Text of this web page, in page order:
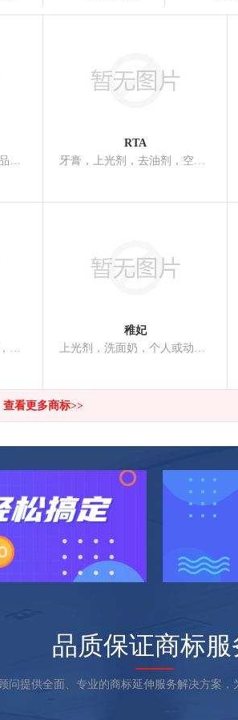
洗衣剂，清洁制剂，化妆品，上光剂，香精油，香
RTA
牙膏，上光剂，去油剂，空气芳香剂，香，香精油
美容面膜，化妆品，牙膏，香，香精油，清洁制剂，洗发液，研磨剂，个人或动物用除臭剂，个人或动物用除臭剂，上光剂
稚妃
上光剂，洗面奶，个人或动物用除臭剂，个人或动物用除臭剂，假指甲，香水，洗发液，清洁制剂，香精油，牙膏，化妆品
查看更多商标>>
品质保证商标服
问提供全面、专业的商标延伸服务解决方案，